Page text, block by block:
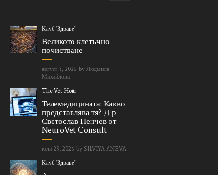
Клуб "Здраве"
Великото клетъчно
почистване
август 3, 2026 by Людмила
Михайлова
The Vet Hour
Телемедицината: Какво
представлява тя? Д-р
Светослав Пенчев от
NeuroVet Consult
юли 29, 2026 by SILVIYA ANEVA
Клуб "Здраве"